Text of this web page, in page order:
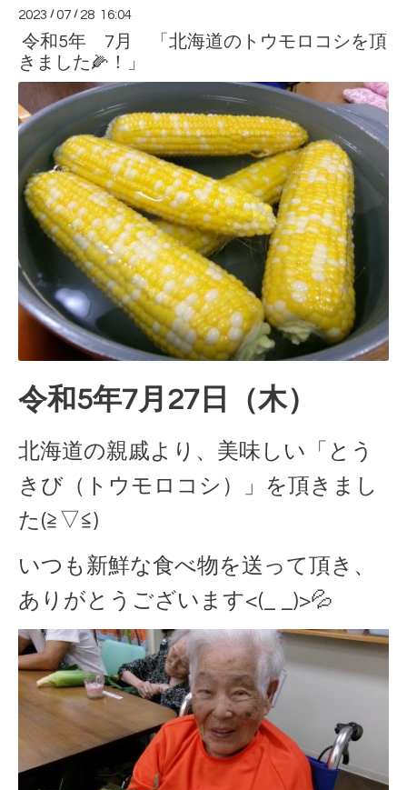
2023 /07 / 28 16:04
令和5年 7月 「北海道のトウモロコシを頂
きました🌽！」
令和5年7月27日（木）
北海道の親戚より、美味しい「とう
きび（トウモロコシ）」を頂きまし
た(≧▽≦)
いつも新鮮な食べ物を送って頂き、
ありがとうございます<(_ _)>💦